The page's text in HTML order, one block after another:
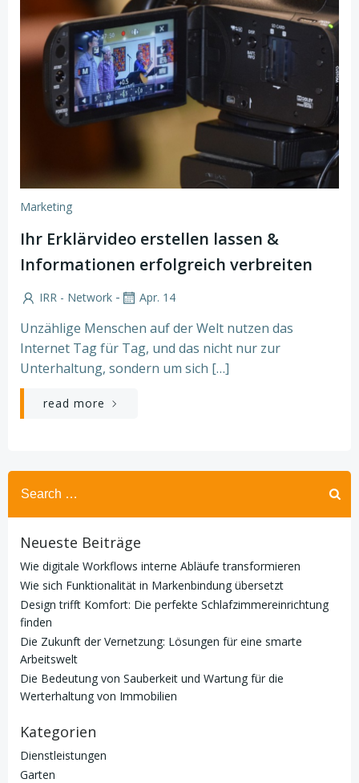
Marketing
Ihr Erklärvideo erstellen lassen &
Informationen erfolgreich verbreiten
IRR - Network - Apr. 14
Unzählige Menschen auf der Welt nutzen das
Internet Tag für Tag, und das nicht nur zur
Unterhaltung, sondern um sich […]
read more
Search
for:
Neueste Beiträge
Wie digitale Workflows interne Abläufe transformieren
Wie sich Funktionalität in Markenbindung übersetzt
Design trifft Komfort: Die perfekte Schlafzimmereinrichtung
finden
Die Zukunft der Vernetzung: Lösungen für eine smarte
Arbeitswelt
Die Bedeutung von Sauberkeit und Wartung für die
Werterhaltung von Immobilien
Kategorien
Dienstleistungen
Garten